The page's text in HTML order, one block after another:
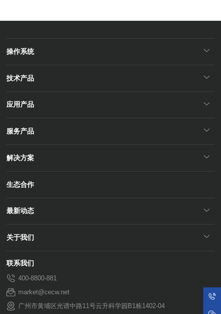
操作系统
技术产品
应用产品
服务产品
解决方案
生态合作
最新动态
关于我们
联系我们
400-8800-881
market@cecw.net
广州市黄埔区光谱中路11号云升科学园B1栋1402-04